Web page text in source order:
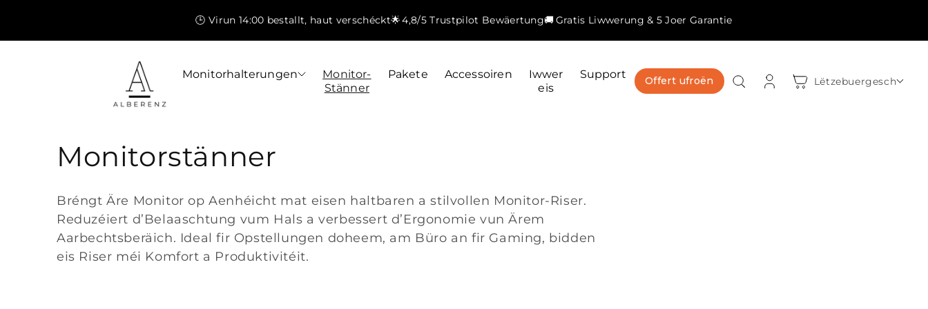
🕒 Virun 14:00 bestallt, haut verschéckt🌟 4,8/5 Trustpilot Bewäertung🚚 Gratis Liwwerung & 5 Joer Garantie
Monitorhalterungen
Monitor-
Stänner
Pakete Accessoiren
Iwwer
eis
Support
Offert ufroën UmellenWeenchenLëtzebuergesch
K
o
l
l
Monitorstänner
Bréngt Äre Monitor op Aenhéicht mat eisen haltbaren a stilvollen Monitor-Riser.
Reduzéiert d’Belaaschtung vum Hals a verbessert d’Ergonomie vun Ärem
Aarbechtsberäich. Ideal fir Opstellungen doheem, am Büro an fir Gaming, bidden
eis Riser méi Komfort a Produktivitéit.